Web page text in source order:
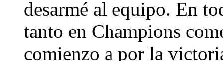
desarmé al equipo. En
tanto en Champions
comienzo a por la